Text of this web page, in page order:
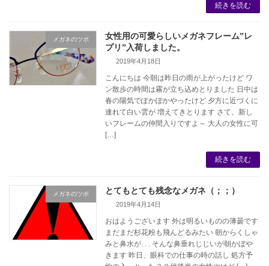
続きを読む
メガネのツボ
女性用の可愛らしいメガネフレーム”レ
プリ”入荷しました。
2019年4月18日
こんにちは 今朝は昨日の雨が上がったけど ワ
ン散歩の時間は霧が立ち込めとりました 日中は
春の陽気でぽかぽかやったけど 夕方に近づくに
連れて白い雲が 増えてきとります さて、新し
いフレームの仲間入りですよ～ 大人の女性に可
[…]
続きを読む
メガネのツボ とてもとても残念なメガネ（；；）
2019年4月14日
おはようございます 外は明るいものの薄曇です
まだまだ杉花粉も飛んどるみたい 朝からくしゃ
みと鼻水が. . . そんな鼻垂れじじいが朝かぼや
きます 昨日、眼科での仕事の時の話し 処方予